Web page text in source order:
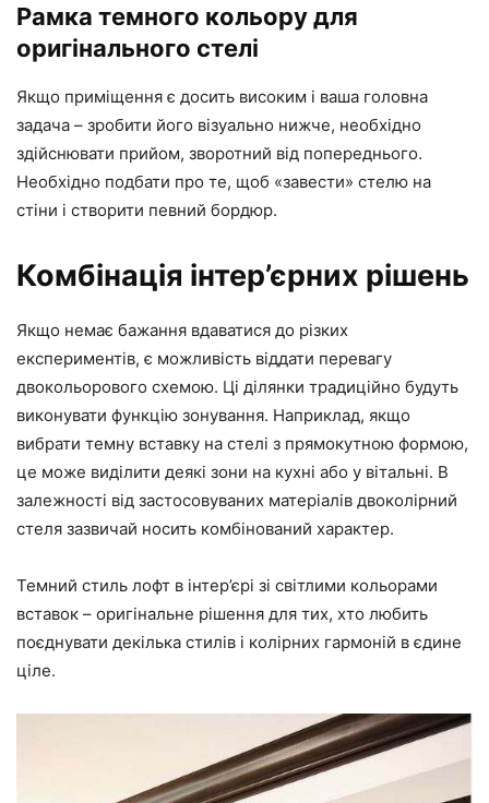
Рамка темного кольору для
оригінального стелі
Якщо приміщення є досить високим і ваша головна
задача – зробити його візуально нижче, необхідно
здійснювати прийом, зворотний від попереднього.
Необхідно подбати про те, щоб «завести» стелю на
стіни і створити певний бордюр.
Комбінація інтер’єрних рішень
Якщо немає бажання вдаватися до різких
експериментів, є можливість віддати перевагу
двокольорового схемою. Ці ділянки традиційно будуть
виконувати функцію зонування. Наприклад, якщо
вибрати темну вставку на стелі з прямокутною формою,
це може виділити деякі зони на кухні або у вітальні. В
залежності від застосовуваних матеріалів двоколірний
стеля зазвичай носить комбінований характер.
Темний стиль лофт в інтер’єрі зі світлими кольорами
вставок – оригінальне рішення для тих, хто любить
поєднувати декілька стилів і колірних гармоній в єдине
ціле.